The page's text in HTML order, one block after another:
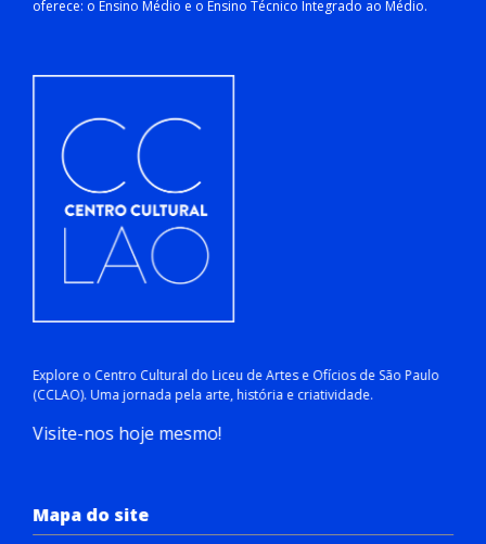
oferece: o Ensino Médio e o Ensino Técnico Integrado ao Médio.
Explore o Centro Cultural do Liceu de Artes e Ofícios de São Paulo
(CCLAO). Uma jornada pela arte, história e criatividade.
Visite-nos hoje mesmo!
Mapa do site